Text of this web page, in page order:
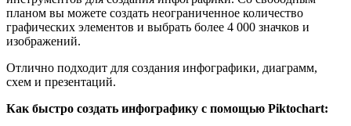
планом вы можете создать неограниченное количество
графических элементов и выбрать более 4 000 значков и
изображений.
Отлично подходит для создания инфографики, диаграмм,
схем и презентаций.
Как быстро создать инфографику с помощью Piktochart: